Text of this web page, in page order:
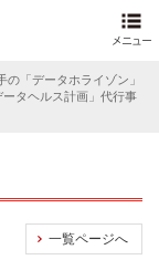
の「データホライゾン」
タヘルス計画」代行事
一覧ページへ